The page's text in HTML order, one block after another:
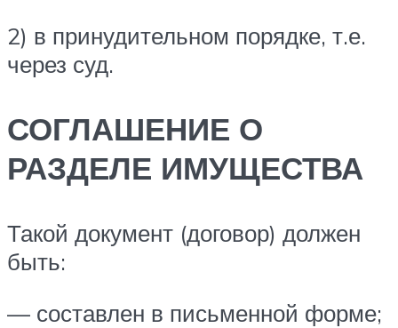
2) в принудительном порядке, т.е.
через суд.
СОГЛАШЕНИЕ О
РАЗДЕЛЕ ИМУЩЕСТВА
Такой документ (договор) должен
быть:
— составлен в письменной форме;